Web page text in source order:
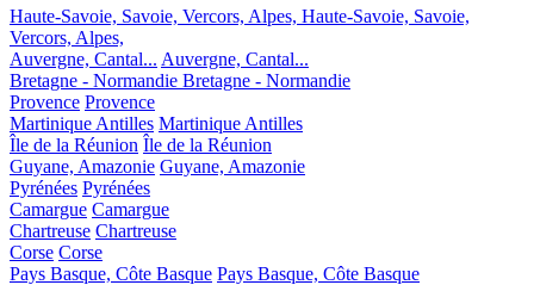
Haute-Savoie, Savoie, Vercors, Alpes, Haute-Savoie, Savoie,
Vercors, Alpes,
Auvergne, Cantal... Auvergne, Cantal...
Bretagne - Normandie Bretagne - Normandie
Provence Provence
Martinique Antilles Martinique Antilles
Île de la Réunion Île de la Réunion
Guyane, Amazonie Guyane, Amazonie
Pyrénées Pyrénées
Camargue Camargue
Chartreuse Chartreuse
Corse Corse
Pays Basque, Côte Basque Pays Basque, Côte Basque